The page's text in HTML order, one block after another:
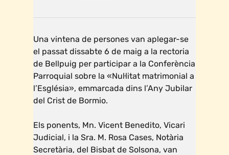
Una vintena de persones van aplegar-se
el passat dissabte 6 de maig a la rectoria
de Bellpuig per participar a la Conferència
Parroquial sobre la «Nul·litat matrimonial a
l’Església», emmarcada dins l’Any Jubilar
del Crist de Bormio.
Els ponents, Mn. Vicent Benedito, Vicari
Judicial, i la Sra. M. Rosa Cases, Notària
Secretària, del Bisbat de Solsona, van